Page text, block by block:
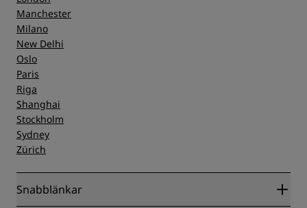
Manchester
Milano
New Delhi
Oslo
Paris
Riga
Shanghai
Stockholm
Sydney
Zürich
Snabblänkar